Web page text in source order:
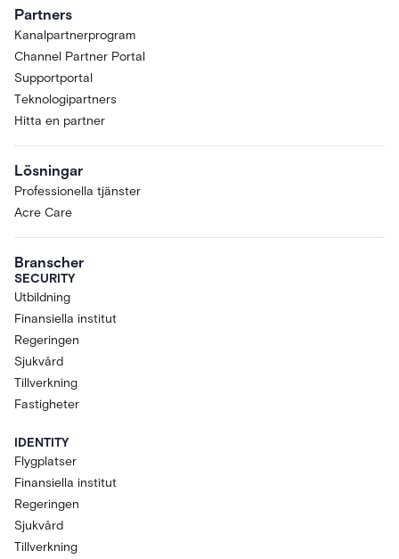
Partners
Kanalpartnerprogram
Channel Partner Portal
Supportportal
Teknologipartners
Hitta en partner
Lösningar
Professionella tjänster
Acre Care
Branscher
SECURITY
Utbildning
Finansiella institut
Regeringen
Sjukvård
Tillverkning
Fastigheter
IDENTITY
Flygplatser
Finansiella institut
Regeringen
Sjukvård
Tillverkning